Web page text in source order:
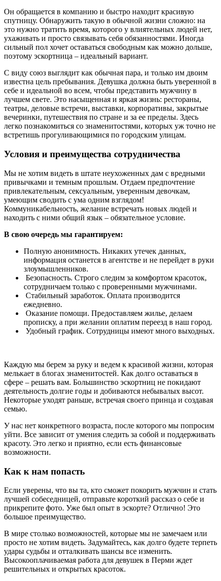
Он обращается в компанию и быстро находит красивую
спутницу. Обнаружить такую в обычной жизни сложно: на
это нужно тратить время, которого у влиятельных людей нет,
ухаживать и просто связывать себя обязанностями. Иногда
сильный пол хочет оставаться свободным как можно дольше,
поэтому эскортница – идеальный вариант.
С виду союз выглядит как обычная пара, и только им двоим
известна цель пребывания. Девушка должна быть уверенной в
себе и идеальной во всем, чтобы представить мужчину в
лучшем свете. Это насыщенная и яркая жизнь: рестораны,
театры, деловые встречи, выставки, корпоративы, закрытые
вечеринки, путешествия по стране и за ее пределы. Здесь
легко познакомиться со знаменитостями, которых уж точно не
встретишь прогуливающимися по городским улицам.
Условия и преимущества сотрудничества
Мы не хотим видеть в штате неухоженных дам с вредными
привычками и темным прошлым. Отдаем предпочтение
привлекательным, сексуальным, уверенным девочкам,
умеющим сводить с ума одним взглядом!
Коммуникабельность, желание встречать новых людей и
находить с ними общий язык – обязательное условие.
В свою очередь мы гарантируем:
Полную анонимность. Никаких утечек данных,
информация останется в агентстве и не перейдет в руки
злоумышленников.
Безопасность. Строго следим за комфортом красоток,
сотрудничаем только с проверенными мужчинами.
Стабильный заработок. Оплата производится
ежедневно.
Оказание помощи. Предоставляем жилье, делаем
прописку, а при желании оплатим переезд в наш город.
Удобный график. Сотрудницы имеют много выходных.
Каждую мы берем за руку и ведем к красивой жизни, которая
мелькает в блогах знаменитостей. Как долго оставаться в
сфере – решать вам. Большинство эскортниц не покидают
деятельность долгие годы и добиваются небывалых высот.
Некоторые уходят раньше, встречая своего принца и создавая
семью.
У нас нет конкретного возраста, после которого мы попросим
уйти. Все зависит от умения следить за собой и поддерживать
красоту. Это легко и приятно, если есть финансовые
возможности.
Как к нам попасть
Если уверены, что вы та, кто сможет покорить мужчин и стать
лучшей собеседницей, отправьте короткий рассказ о себе и
прикрепите фото. Уже был опыт в эскорте? Отлично! Это
большое преимущество.
В мире столько возможностей, которые мы не замечаем или
просто не хотим видеть. Задумайтесь, как долго будете терпеть
удары судьбы и отталкивать шансы все изменить.
Высокооплачиваемая работа для девушек в Перми ждет
решительных и открытых красоток.